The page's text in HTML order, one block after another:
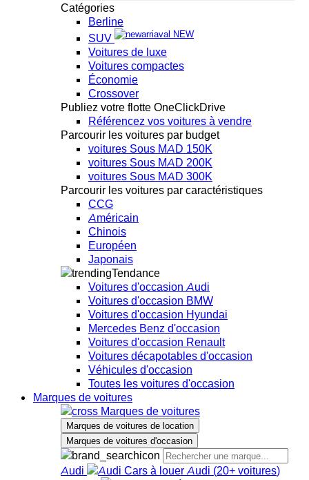
Catégories
Berline
SUV
NEW
Voitures de luxe
Voitures compactes
Économie
Crossover
Publiez votre flotte OneClickDrive
Référencez vos voitures à vendre
Parcourir les voitures par budget
voitures Sous MAD 150K
voitures Sous MAD 200K
voitures Sous MAD 300K
Parcourir les voitures par caractéristiques
CCG
Américain
Chinois
Européen
Japonais
Tendance
Voitures d'occasion Audi
Voitures d'occasion BMW
Voitures d'occasion Hyundai
Mercedes Benz d'occasion
Voitures d'occasion Renault
Voitures décapotables d'occasion
Véhicules d'occasion
Toutes les voitures d'occasion
Marques de voitures
Marques de voitures
Marques de voitures de location
Marques de voitures d'occasion
Audi Audi (20+ voitures)